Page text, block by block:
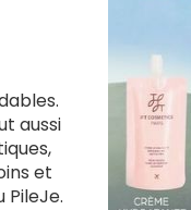
aussi
et
PileJe.